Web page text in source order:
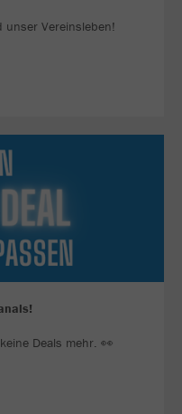
Vereinsleben!
Deals mehr. 👀